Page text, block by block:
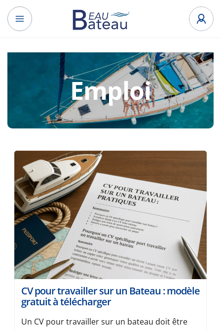
Emploi
CV pour travailler sur un Bateau : modèle
gratuit à télécharger
Un CV pour travailler sur un bateau doit être